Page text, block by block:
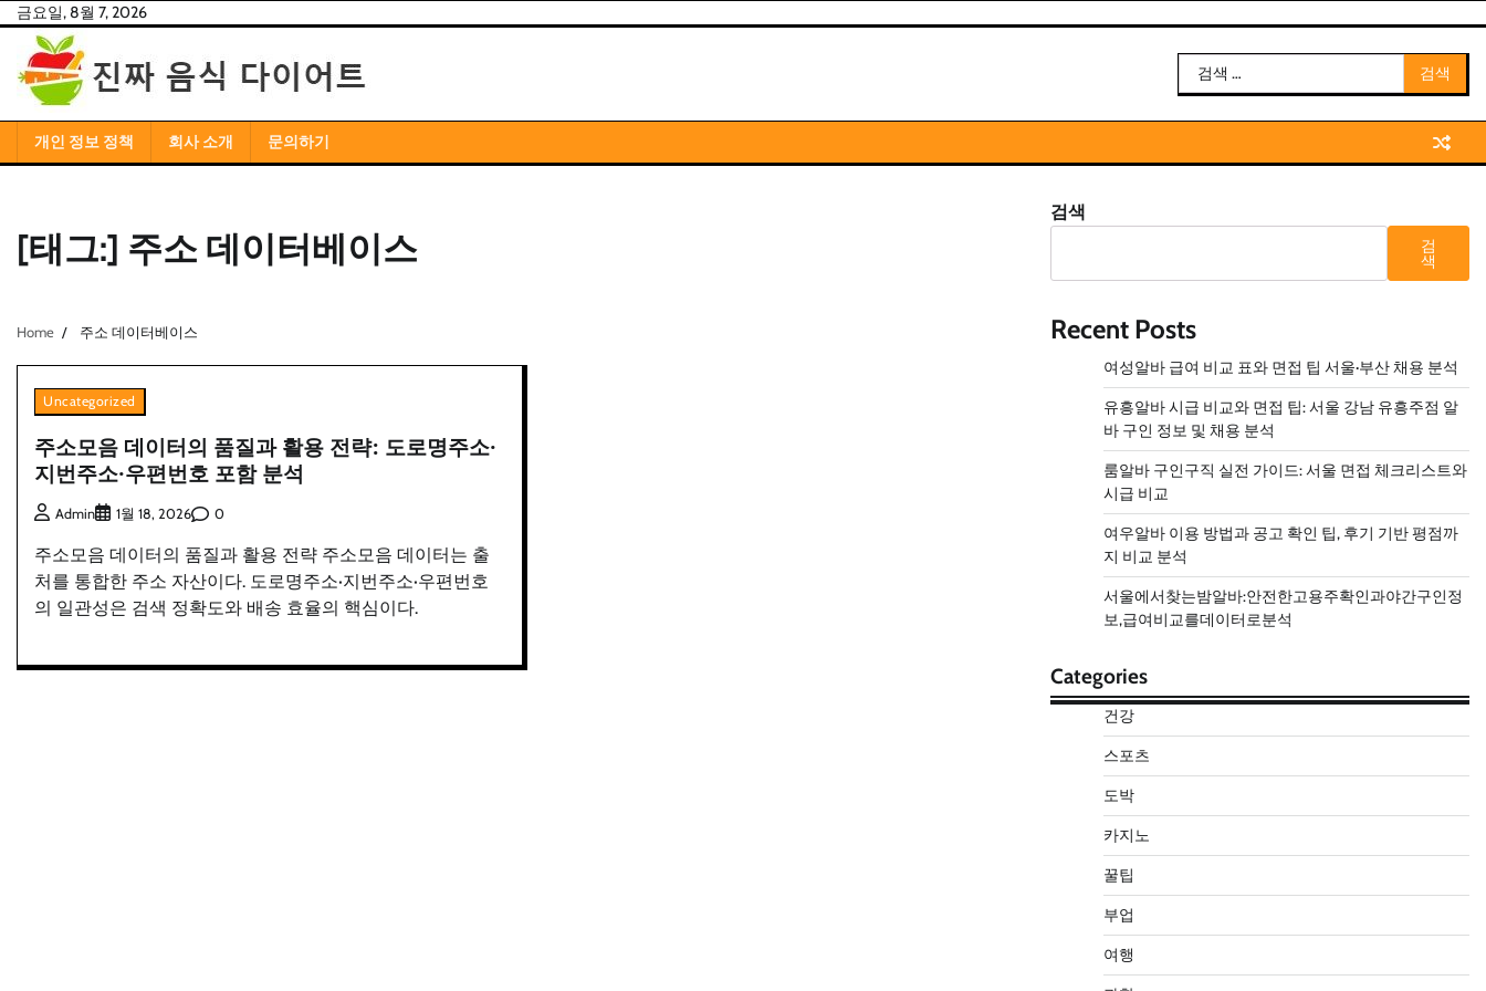
Skip
content
금요일, 8월 7, 2026
색:
개인 정보 정책 회사 소개 문의하기
[태그:] 주소 데이터베이스
Home 주소 데이터베이스
Uncategorized
주소모음 데이터의 품질과 활용 전략: 도로명주소·
지번주소·우편번호 포함 분석
Admin 1월 18, 2026 0
주소모음 데이터의 품질과 활용 전략 주소모음 데이터는 출
처를 통합한 주소 자산이다. 도로명주소·지번주소·우편번호
의 일관성은 검색 정확도와 배송 효율의 핵심이다.
검색
검
색
Recent Posts
여성알바 급여 비교 표와 면접 팁 서울·부산 채용 분석
유흥알바 시급 비교와 면접 팁: 서울 강남 유흥주점 알
바 구인 정보 및 채용 분석
룸알바 구인구직 실전 가이드: 서울 면접 체크리스트와
시급 비교
여우알바 이용 방법과 공고 확인 팁, 후기 기반 평점까
지 비교 분석
서울에서찾는밤알바:안전한고용주확인과야간구인정
보,급여비교를데이터로분석
Categories
건강
스포츠
도박
카지노
꿀팁
부업
여행